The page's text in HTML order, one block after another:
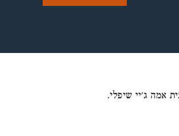
אמה ג׳יי שיפלי.